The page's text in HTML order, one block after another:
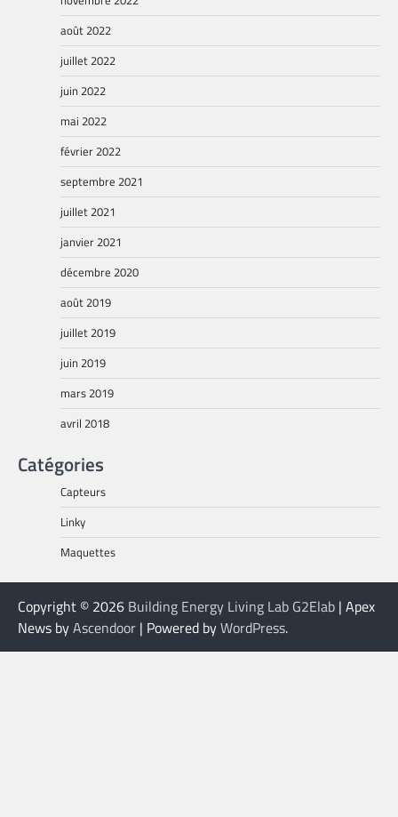
août 2022
juillet 2022
juin 2022
mai 2022
février 2022
septembre 2021
juillet 2021
janvier 2021
décembre 2020
août 2019
juillet 2019
juin 2019
mars 2019
avril 2018
Catégories
Capteurs
Linky
Maquettes
Copyright © 2026 Building Energy Living Lab G2Elab | Apex
News byAscendoor | Powered byWordPress.